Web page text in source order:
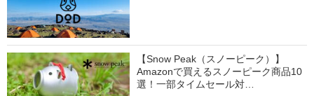
【Snow Peak（スノーピーク）】
Amazonで買えるスノーピーク商品10
選！一部タイムセール対…